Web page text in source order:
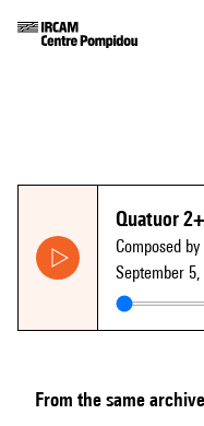
Quatuor
Composed
September
From the same archive